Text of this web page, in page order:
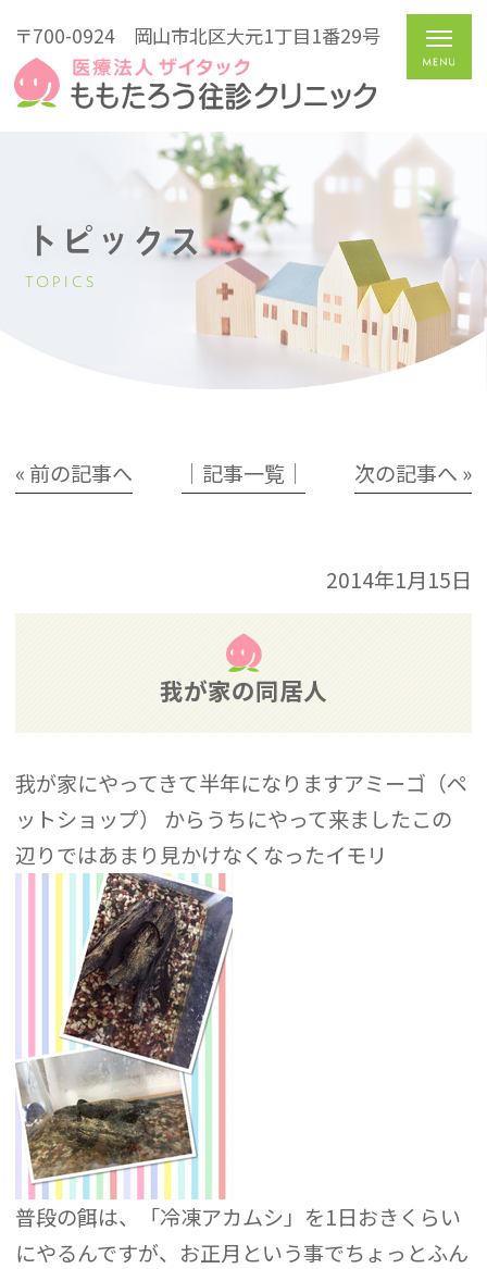
〒700-0924 岡山市北区大元1丁目1番29号
トピックス
TOPICS
« 前の記事へ │記事一覧│ 次の記事へ »
2014年1月15日
我が家の同居人
我が家にやってきて半年になりますアミーゴ（ペ
ットショップ） からうちにやって来ましたこの
辺りではあまり見かけなくなったイモリ
普段の餌は、「冷凍アカムシ」を1日おきくらい
にやるんですが、お正月という事でちょっとふん